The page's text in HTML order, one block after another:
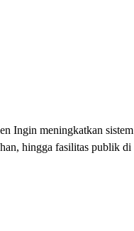
Ingin meningkatkan
hingga fasilitas publik